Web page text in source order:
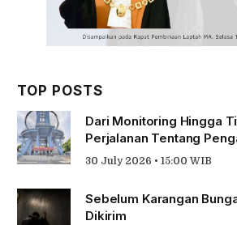
TOP POSTS
Dari Monitoring Hingga
Perjalanan Tentang
30 July 2026 • 15:00 WIB
Sebelum Karangan
Dikirim